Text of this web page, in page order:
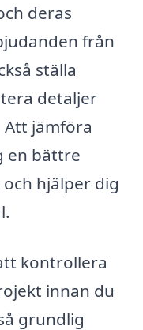
deras
från
ställa
detaljer
jämföra
en bättre
hjälper dig
kontrollera
innan du
grundlig